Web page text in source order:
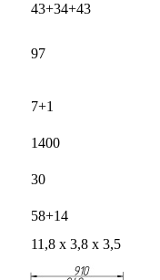
43+34+43
97
7+1
1400
30
58+14
11,8 х 3,8 х 3,5